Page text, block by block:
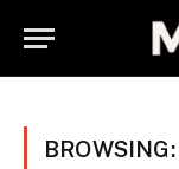
BROWSING: